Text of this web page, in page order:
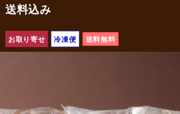
送料込み
お取り寄せ 冷凍便 送料無料